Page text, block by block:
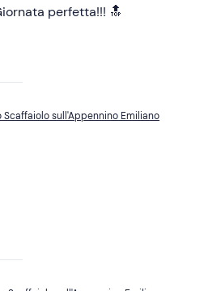
perfetta!!! 🔝
sull'Appennino Emiliano